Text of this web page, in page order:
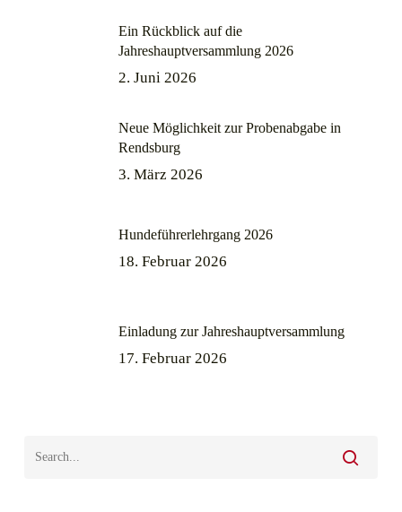
Ein Rückblick auf die
Jahreshauptversammlung 2026
2. Juni 2026
Neue Möglichkeit zur Probenabgabe in
Rendsburg
3. März 2026
Hundeführerlehrgang 2026
18. Februar 2026
Einladung zur Jahreshauptversammlung
17. Februar 2026